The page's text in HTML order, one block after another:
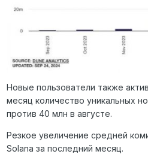
Новые пользователи также
месяц количество уникальных
против 40 млн в августе.
Резкое увеличение средней
Solana за последний месяц.